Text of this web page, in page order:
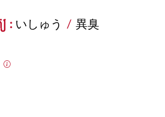
:いしゅう / 異臭